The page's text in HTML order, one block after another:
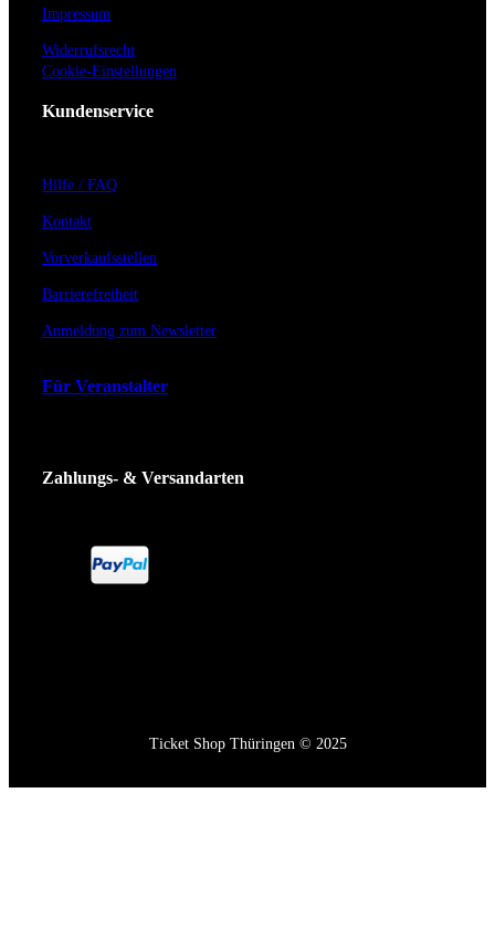
Impressum
Widerrufsrecht
Cookie-Einstellungen
Kundenservice
Hilfe / FAQ
Kontakt
Vorverkaufsstellen
Barrierefreiheit
Anmeldung zum Newsletter
Für Veranstalter
Zahlungs- & Versandarten
Ticket Shop Thüringen © 2025